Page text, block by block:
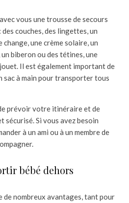
vous une trousse de secours
couches, des lingettes, un
change, une crème solaire, un
biberon ou des tétines, une
Il est également important de
sac à main pour transporter tous
prévoir votre itinéraire et de
sécurisé. Si vous avez besoin
à un ami ou à un membre de
bébé dehors
de nombreux avantages, tant pour